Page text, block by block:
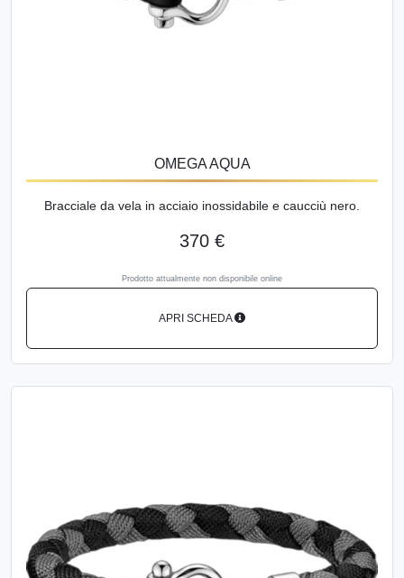
OMEGA AQUA
Bracciale da vela in acciaio inossidabile e caucciù nero.
370 €
Prodotto attualmente non disponibile online
APRI SCHEDA